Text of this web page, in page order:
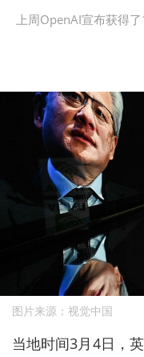
上周OpenAI宣布获得
图片来源：视觉中国
当地时间3月4日，